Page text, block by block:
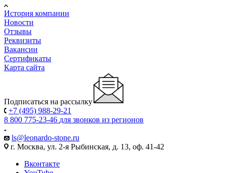
История компании
Новости
Отзывы
Реквизиты
Вакансии
Сертификаты
Карта сайта
Подписаться на рассылку
+7 (495) 988-29-21
8 800 775-23-46 для звонков из регионов
ls@leonardo-stone.ru
г. Москва, ул. 2-я Рыбинская, д. 13, оф. 41-42
Вконтакте